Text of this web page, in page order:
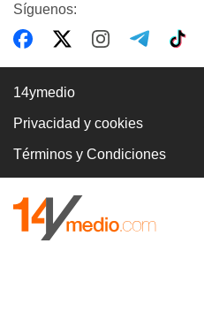
Síguenos:
14ymedio
Privacidad y cookies
Términos y Condiciones